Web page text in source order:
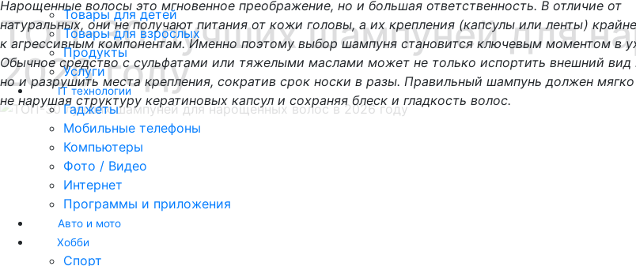
Товары для детей
Товары для взрослых
Продукты
Услуги
IT технологии
Гаджеты
Мобильные телефоны
Компьютеры
Фото / Видео
Интернет
Программы и приложения
Авто и мото
Хобби
Спорт
ТОП-30 лучших шампуней для
2026 году
Нарощенные волосы это мгновенное преображение, но и большая ответственность. В отличие от
натуральных, они не получают питания от кожи головы, а их крепления (капсулы или ленты)
к агрессивным компонентам. Именно поэтому выбор шампуня становится ключевым моментом в
Обычное средство с сульфатами или тяжелыми маслами может не только испортить внешний вид
но и разрушить места крепления, сократив срок носки в разы. Правильный шампунь должен
не нарушая структуру кератиновых капсул и сохраняя блеск и гладкость волос.